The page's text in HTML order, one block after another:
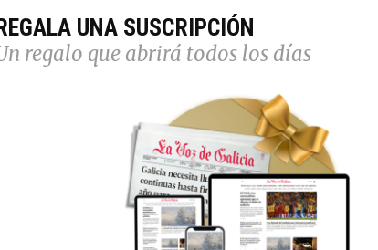
UNA SUSCRIPCIÓN
regalo que abrirá todos los días